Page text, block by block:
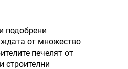
подобрени
от множество
печелят от
строителни